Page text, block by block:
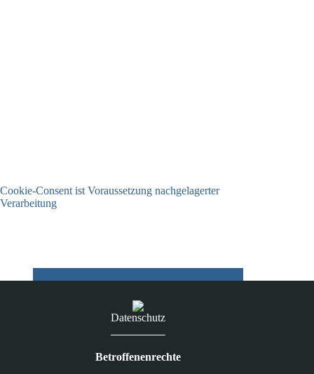
Cookie-Consent ist Voraussetzung nachgelagerter
Verarbeitung
Datenschutz
Betroffenenrechte